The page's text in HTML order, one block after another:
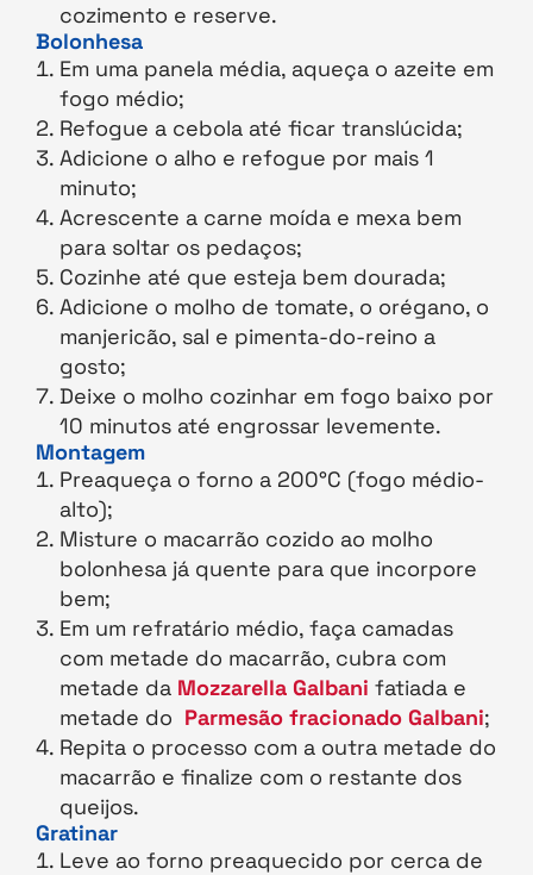
cozimento e reserve.
Bolonhesa
Em uma panela média, aqueça o azeite em
fogo médio;
Refogue a cebola até ficar translúcida;
Adicione o alho e refogue por mais 1
minuto;
Acrescente a carne moída e mexa bem
para soltar os pedaços;
Cozinhe até que esteja bem dourada;
Adicione o molho de tomate, o orégano, o
manjericão, sal e pimenta-do-reino a
gosto;
Deixe o molho cozinhar em fogo baixo por
10 minutos até engrossar levemente.
Montagem
Preaqueça o forno a 200°C (fogo médio-
alto);
Misture o macarrão cozido ao molho
bolonhesa já quente para que incorpore
bem;
Em um refratário médio, faça camadas
com metade do macarrão, cubra com
metade da Mozzarella Galbani fatiada e
metade do Parmesão fracionado Galbani;
Repita o processo com a outra metade do
macarrão e finalize com o restante dos
queijos.
Gratinar
Leve ao forno preaquecido por cerca de